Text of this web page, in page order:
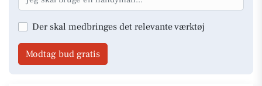
Der skal medbringes det relevante værktøj
Modtag bud gratis